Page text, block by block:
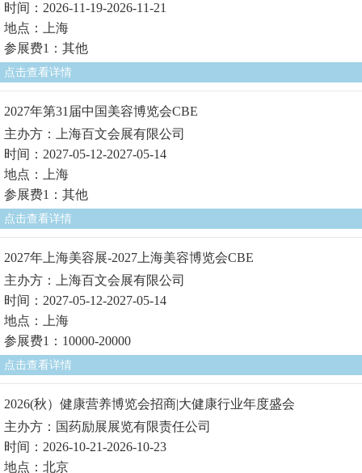
时间：2026-11-19-2026-11-21
地点：上海
参展费1：其他
点击查看详情
2027年第31届中国美容博览会CBE
主办方：上海百文会展有限公司
时间：2027-05-12-2027-05-14
地点：上海
参展费1：其他
点击查看详情
2027年上海美容展-2027上海美容博览会CBE
主办方：上海百文会展有限公司
时间：2027-05-12-2027-05-14
地点：上海
参展费1：10000-20000
点击查看详情
2026(秋）健康营养博览会招商|大健康行业年度盛会
主办方：国药励展展览有限责任公司
时间：2026-10-21-2026-10-23
地点：北京